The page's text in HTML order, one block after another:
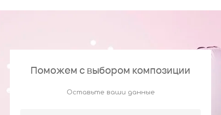
Поможем с выбором композиции
Оставьте ваши данные